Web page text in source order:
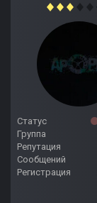
Статус
Группа
Репутация
Сообщений
Регистрация